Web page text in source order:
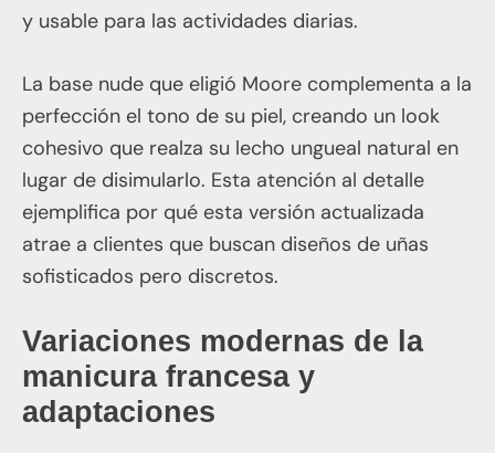
y usable para las actividades diarias.
La base nude que eligió Moore complementa a la
perfección el tono de su piel, creando un look
cohesivo que realza su lecho ungueal natural en
lugar de disimularlo. Esta atención al detalle
ejemplifica por qué esta versión actualizada
atrae a clientes que buscan diseños de uñas
sofisticados pero discretos.
Variaciones modernas de la
manicura francesa y
adaptaciones